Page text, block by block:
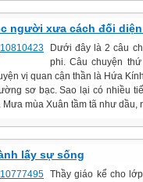
người xưa cách đối
Dưới đây là 2 câu
phi. Câu chuyện
vị quan cận thần là Hứa
sơ bạc. Sao lại có nhiều
Mưa mùa Xuân tầm tã như
lấy sự sống
Thầy giáo kể cho